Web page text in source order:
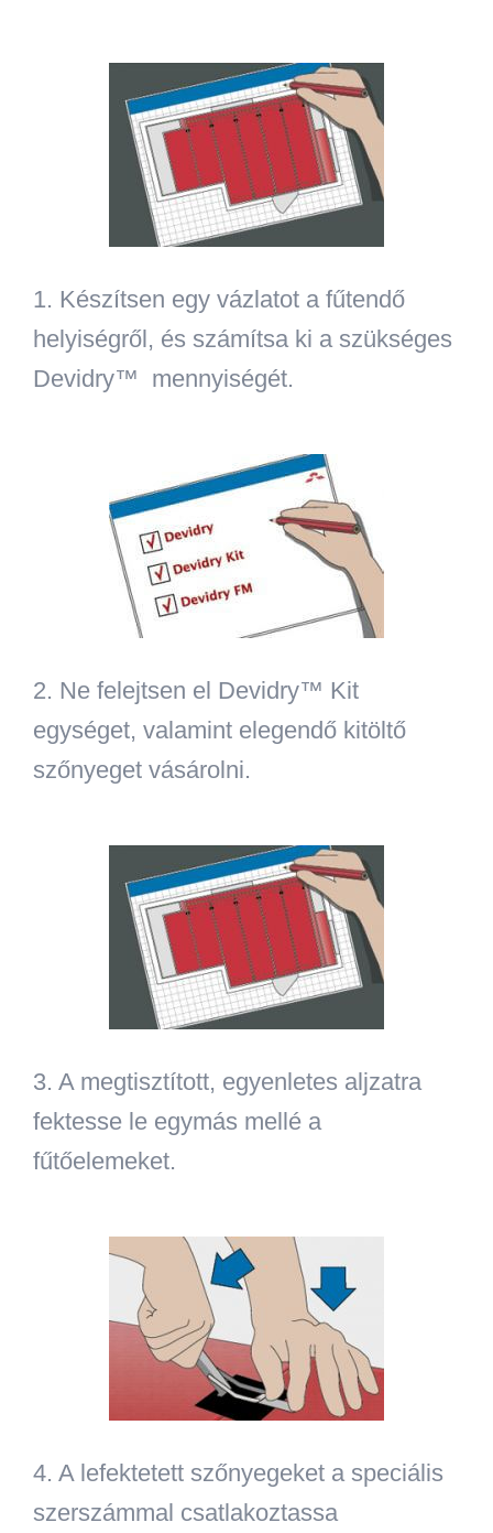
1. Készítsen egy vázlatot a fűtendő
helyiségről, és számítsa ki a szükséges
Devidry™ mennyiségét.
2. Ne felejtsen el Devidry™ Kit
egységet, valamint elegendő kitöltő
szőnyeget vásárolni.
3. A megtisztított, egyenletes aljzatra
fektesse le egymás mellé a
fűtőelemeket.
4. A lefektetett szőnyegeket a speciális
szerszámmal csatlakoztassa